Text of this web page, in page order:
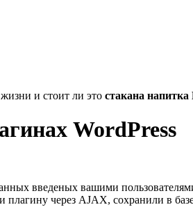
и стоит ли это стакана
WordPress
введеных вашими
через AJAX, сохранили в